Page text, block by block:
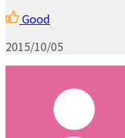
Good
2015/10/05